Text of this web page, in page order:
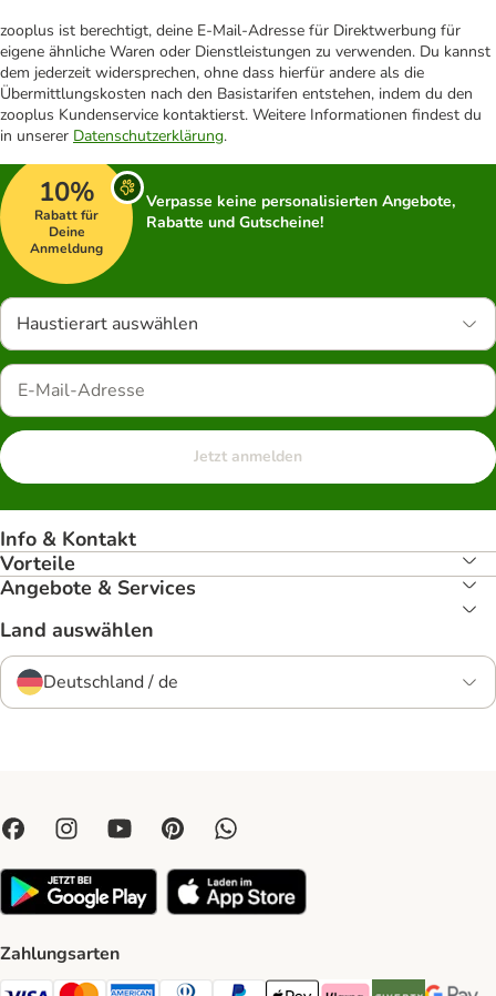
zooplus ist berechtigt, deine E-Mail-Adresse für Direktwerbung für
eigene ähnliche Waren oder Dienstleistungen zu verwenden. Du kannst
dem jederzeit widersprechen, ohne dass hierfür andere als die
Übermittlungskosten nach den Basistarifen entstehen, indem du den
zooplus Kundenservice kontaktierst. Weitere Informationen findest du
in unserer Datenschutzerklärung.
10%
Rabatt für
Deine
Anmeldung
Verpasse keine personalisierten Angebote,
Rabatte und Gutscheine!
Haustierart auswählen
Jetzt anmelden
Info & Kontakt
Vorteile
Angebote & Services
Land auswählen
Deutschland / de
Zahlungsarten